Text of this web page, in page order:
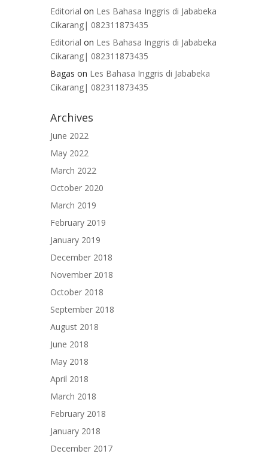
Editorial on Les Bahasa Inggris di Jababeka
Cikarang| 082311873435
Editorial on Les Bahasa Inggris di Jababeka
Cikarang| 082311873435
Bagas on Les Bahasa Inggris di Jababeka
Cikarang| 082311873435
Archives
June 2022
May 2022
March 2022
October 2020
March 2019
February 2019
January 2019
December 2018
November 2018
October 2018
September 2018
August 2018
June 2018
May 2018
April 2018
March 2018
February 2018
January 2018
December 2017